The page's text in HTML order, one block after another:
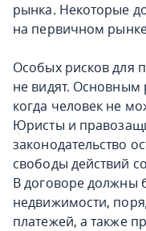
рынка. Некоторые
на первичном
Особых рисков для
не видят. Основным
когда человек не
Юристы и
законодательство
свободы действий
В договоре должны
недвижимости,
платежей, а также